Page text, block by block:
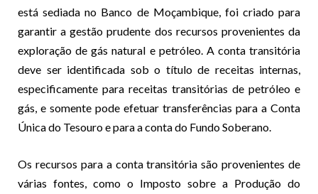
está sediada no Banco de Moçambique, foi criado para
garantir a gestão prudente dos recursos provenientes da
exploração de gás natural e petróleo. A conta transitória
deve ser identificada sob o título de receitas internas,
especificamente para receitas transitórias de petróleo e
gás, e somente pode efetuar transferências para a Conta
Única do Tesouro e para a conta do Fundo Soberano.
Os recursos para a conta transitória são provenientes de
várias fontes, como o Imposto sobre a Produção do